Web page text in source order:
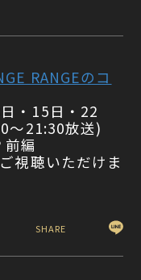
RANGEのコ
・15日・22
〜21:30放送)
編
視聴いただけま
SHARE